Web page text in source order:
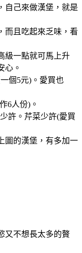
自己來做漢堡，就是
而且吃起來乏味，看
級一點就可馬上升
心。
個5元)。愛買也
6人份)。
許。芹菜少許(愛買
圖的漢堡，有多加一
又不想長太多的贅